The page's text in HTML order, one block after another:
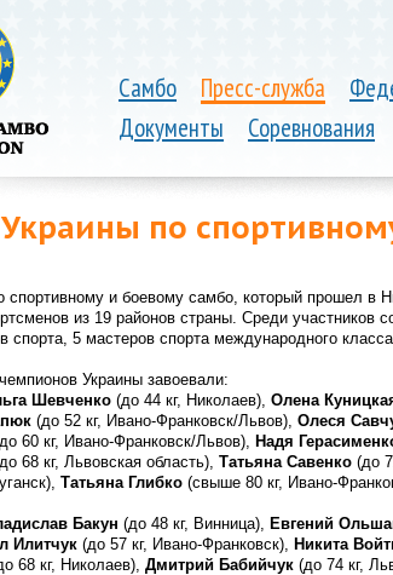
Самбо Пресс-служба
Документы
Соревнования
по
спортивному и боевому самбо, который прошел в
из 19 районов страны. Среди участников
спорта, 5 мастеров спорта международного
Украины завоевали:
Шевченко (до 44 кг, Николаев), Олена
(до 52 кг, Ивано-Франковск/Львов), Олеся
60 кг, Ивано-Франковск/Львов), Надя
68 кг, Львовская область), Татьяна Савенко (до
Татьяна Глибко (свыше 80 кг, Ивано-
Бакун (до 48 кг, Винница), Евгений
Илитчук (до 57 кг, Ивано-Франковск), Никита
68 кг, Николаев), Дмитрий Бабийчук (до 74 кг,